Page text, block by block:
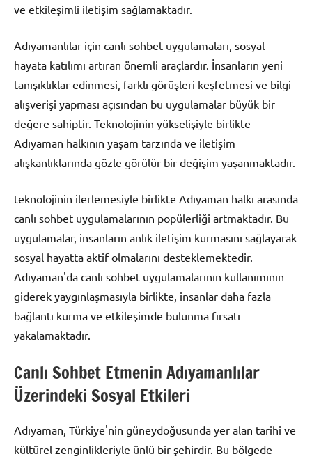
ve etkileşimli iletişim sağlamaktadır.
Adıyamanlılar için canlı sohbet uygulamaları, sosyal
hayata katılımı artıran önemli araçlardır. İnsanların yeni
tanışıklıklar edinmesi, farklı görüşleri keşfetmesi ve bilgi
alışverişi yapması açısından bu uygulamalar büyük bir
değere sahiptir. Teknolojinin yükselişiyle birlikte
Adıyaman halkının yaşam tarzında ve iletişim
alışkanlıklarında gözle görülür bir değişim yaşanmaktadır.
teknolojinin ilerlemesiyle birlikte Adıyaman halkı arasında
canlı sohbet uygulamalarının popülerliği artmaktadır. Bu
uygulamalar, insanların anlık iletişim kurmasını sağlayarak
sosyal hayatta aktif olmalarını desteklemektedir.
Adıyaman'da canlı sohbet uygulamalarının kullanımının
giderek yaygınlaşmasıyla birlikte, insanlar daha fazla
bağlantı kurma ve etkileşimde bulunma fırsatı
yakalamaktadır.
Canlı Sohbet Etmenin Adıyamanlılar
Üzerindeki Sosyal Etkileri
Adıyaman, Türkiye'nin güneydoğusunda yer alan tarihi ve
kültürel zenginlikleriyle ünlü bir şehirdir. Bu bölgede